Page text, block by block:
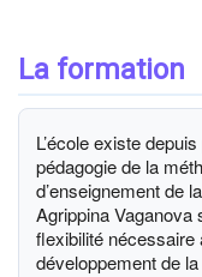
La formation
L’école existe
pédagogie de la
d’enseignement de
Agrippina Vaganova
flexibilité nécessaire
développement de